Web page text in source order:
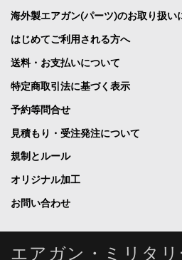
海外製エアガン(パーツ)のお取り扱い
はじめてご利用される方へ
送料・お支払いについて
特定商取引法に基づく表示
予約等問合せ
見積もり・受注発注について
規制とルール
オリジナル加工
お問い合わせ